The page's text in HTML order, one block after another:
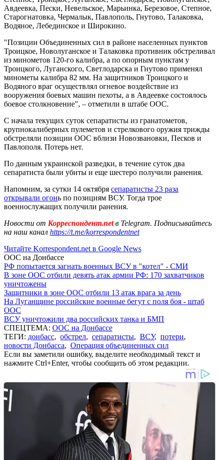
Авдеевка, Пески, Невельское, Марьинка, Березовое, Степное,
Старогнатовка, Чермалык, Павлополь, Гнутово, Талаковка,
Водяное, Лебединское и Широкино.
"Позиции Объединенных сил в районе населенных пунктов
Троицкое, Новолуганское и Талаковка противник обстреливал
из минометов 120-го калибра, а по опорным пунктам у
Троицкого, Луганского, Светлодарска и Гнутово применял
минометы калибра 82 мм. На защитников Троицкого и
Водяного враг осуществлял огневое воздействие из
вооружения боевых машин пехоты, а в Авдеевке состоялось
боевое столкновение", – отметили в штабе ООС.
С начала текущих суток сепаратисты из гранатометов,
крупнокалиберных пулеметов и стрелкового оружия трижды
обстреляли позиции ООС вблизи Новозвановки, Песков и
Павлополя. Потерь нет.
По данным украинской разведки, в течение суток два
сепаратиста были убиты и еще шестеро получили ранения.
Напомним, за сутки 14 октября сепаратисты 23 раза
открывали огонь по позициям ВСУ. Тогда трое
военнослужащих получили ранения.
Новости от Корреспондент.netв Telegram. Подписывайтесь
на наш канал https://t.me/korrespondentnet
Читайте Korrespondent.net в Google News
ООС на Донбассе
РФ попытается загнать военных ВСУ в "котел" - СМИ
В зоне ООС отбили девять атак армии РФ: 170 захватчиков
уничтожены
Защитники в зоне ООС отбили 13 атак врага за день
На Луганщине российские военные бегут с поля боя - штаб
ООС
ВСУ уничтожили два российских танка и БМП
СПЕЦТЕМА: ООС на Донбассе
ТЕГИ: донбасс, обстрел, сепаратисты, ВСУ, потери,
новости Донбасса, Операция объединенных сил
Если вы заметили ошибку, выделите необходимый текст и
нажмите Ctrl+Enter, чтобы сообщить об этом редакции.